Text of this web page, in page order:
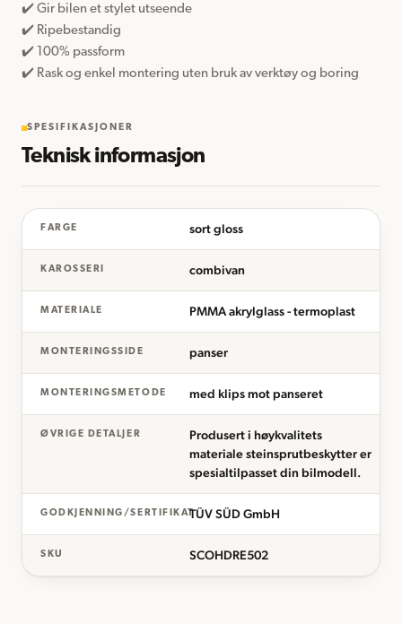
✔️ Gir bilen et stylet utseende
✔️ Ripebestandig
✔️ 100% passform
✔️ Rask og enkel montering uten bruk av verktøy og boring
SPESIFIKASJONER
Teknisk informasjon
FARGE sort gloss
KAROSSERI combivan
MATERIALE PMMA akrylglass - termoplast
MONTERINGSSIDE panser
MONTERINGSMETODE med klips mot panseret
ØVRIGE DETALJER
Produsert i høykvalitets
materiale steinsprutbeskytter er
spesialtilpasset din bilmodell.
GODKJENNING/SERTIFIKATTÜV SÜD GmbH
SKU SCOHDRE502